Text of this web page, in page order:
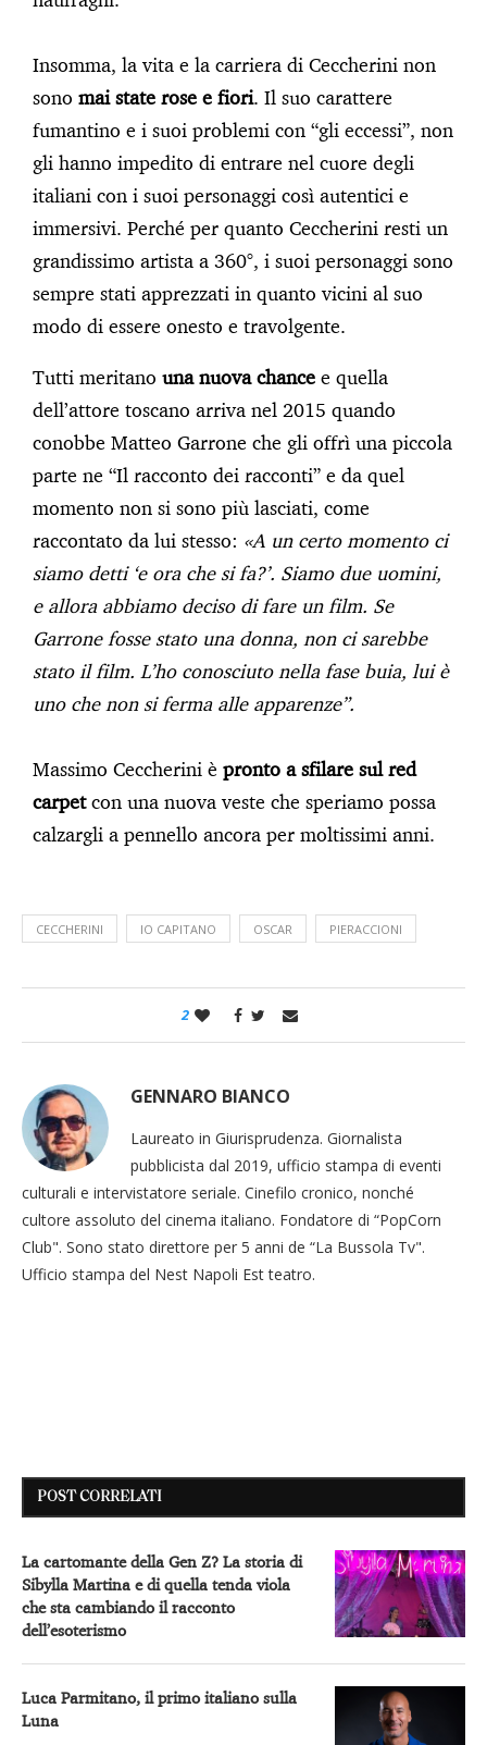
Insomma, la vita e la carriera di Ceccherini non
sono mai state rose e fiori. Il suo carattere
fumantino e i suoi problemi con “gli eccessi”, non
gli hanno impedito di entrare nel cuore degli
italiani con i suoi personaggi così autentici e
immersivi. Perché per quanto Ceccherini resti un
grandissimo artista a 360°, i suoi personaggi sono
sempre stati apprezzati in quanto vicini al suo
modo di essere onesto e travolgente.
Tutti meritano una nuova chance e quella
dell’attore toscano arriva nel 2015 quando
conobbe Matteo Garrone che gli offrì una piccola
parte ne “Il racconto dei racconti” e da quel
momento non si sono più lasciati, come
raccontato da lui stesso: «A un certo momento ci
siamo detti ‘e ora che si fa?’. Siamo due uomini,
e allora abbiamo deciso di fare un film. Se
Garrone fosse stato una donna, non ci sarebbe
stato il film. L’ho conosciuto nella fase buia, lui è
uno che non si ferma alle apparenze”.
Massimo Ceccherini è pronto a sfilare sul red
carpetcon una nuova veste che speriamo possa
calzargli a pennello ancora per moltissimi anni.
CECCHERINI IO CAPITANO OSCAR PIERACCIONI
2
GENNARO BIANCO
Laureato in Giurisprudenza. Giornalista
pubblicista dal 2019, ufficio stampa di eventi
culturali e intervistatore seriale. Cinefilo cronico, nonché
cultore assoluto del cinema italiano. Fondatore di “PopCorn
Club". Sono stato direttore per 5 anni de “La Bussola Tv".
Ufficio stampa del Nest Napoli Est teatro.
POST CORRELATI
La cartomante della Gen Z? La storia di
Sibylla Martina e di quella tenda viola
che sta cambiando il racconto
dell’esoterismo
Luca Parmitano, il primo italiano sulla
Luna